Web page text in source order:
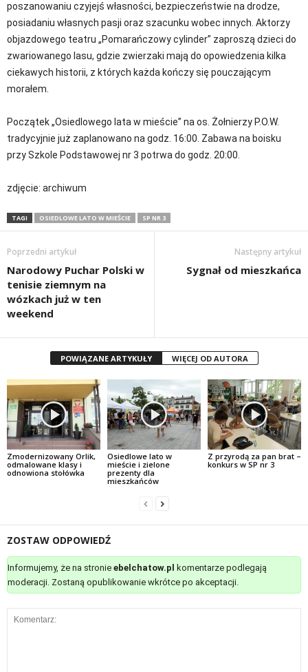
poszanowaniu czyjejś własności, bezpieczeństwie na drodze,
posiadaniu własnych pasji oraz szacunku wobec innych. Aktorzy
objazdowego teatru „Pomarańczowy cylinder” zaproszą dzieci do
zwariowanego lasu, gdzie zwierzaki mają do opowiedzenia kilka
ciekawych historii, z których każda kończy się pouczającym
morałem.
Początek „Osiedlowego lata w mieście” na os. Żołnierzy P.O.W.
tradycyjnie już zaplanowano na godz. 16:00. Zabawa na boisku
przy Szkole Podstawowej nr 3 potrwa do godz. 20:00.
zdjęcie: archiwum
TAGI OSIEDLOWE LATO W MIEŚCIE SP NR 3
Poprzedni artykuł
Narodowy Puchar Polski w
tenisie ziemnym na
wózkach już w ten
weekend
Następny artykuł
Sygnał od mieszkańca
POWIĄZANE ARTYKUŁY WIĘCEJ OD AUTORA
Zmodernizowany Orlik,
odmalowane klasy i
odnowiona stołówka
Osiedlowe lato w
mieście i zielone
prezenty dla
mieszkańców
Z przyrodą za pan brat –
konkurs w SP nr 3
ZOSTAW ODPOWIEDŹ
Informujemy, że na stronie ebelchatow.pl
komentarze podlegają
moderacji. Zostaną opublikowanie wkrótce po akceptacji.